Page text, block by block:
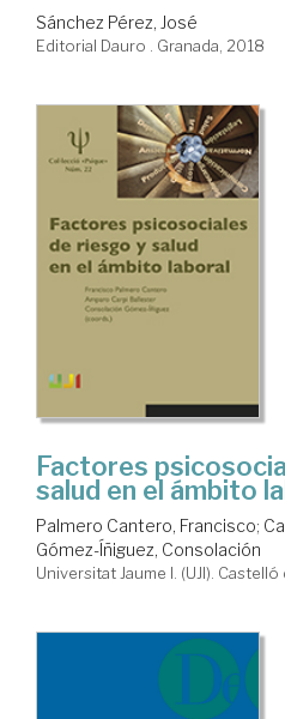
Sánchez Pérez, José
Editorial Dauro . Granada, 2018
Factores
salud en el ámbito
Palmero Cantero, Francisco;
Gómez-Íñiguez, Consolación
Universitat Jaume I. (UJI).